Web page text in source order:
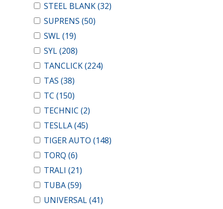
STEEL BLANK(32)
SUPRENS (50)
SWL(19)
SYL(208)
TANCLICK(224)
TAS (38)
TC (150)
TECHNIC (2)
TESLLA(45)
TIGER AUTO (148)
TORQ (6)
TRALI (21)
TUBA(59)
UNIVERSAL(41)